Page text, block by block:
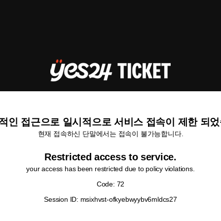
인 접근으로 일시적으로 서비스 접속이 제한 되
현재 접속하신 단말에서는 접속이 불가능합니다.
Restricted access to service.
your access has been restricted due to policy violations.
Code: 72
Session ID: msixhvst-ofkyebwyybv6mldcs27